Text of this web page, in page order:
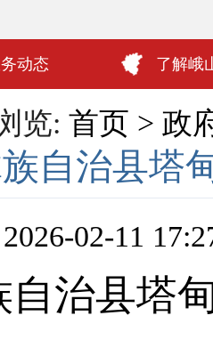
动态 了解峨
览: 首页 > 政
自治县塔
02-11
自治县塔